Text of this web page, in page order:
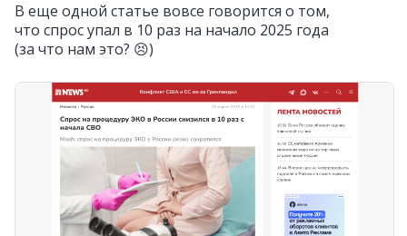
В еще одной статье вовсе говорится о том,
что спрос упал в 10 раз на начало 2025 года
(за что нам это? 😣)